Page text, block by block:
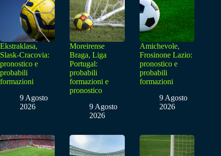
Ekstraklasa,
Slask-Cracovia:
pronostico e
probabili
formazioni
9 Agosto
2026
Moreirense
Braga, Liga
Portugal:
probabili
formazioni e
pronostico
9 Agosto
2026
Amichevole,
Frosinone Lazio:
pronostico e
probabili
formazioni
9 Agosto
2026